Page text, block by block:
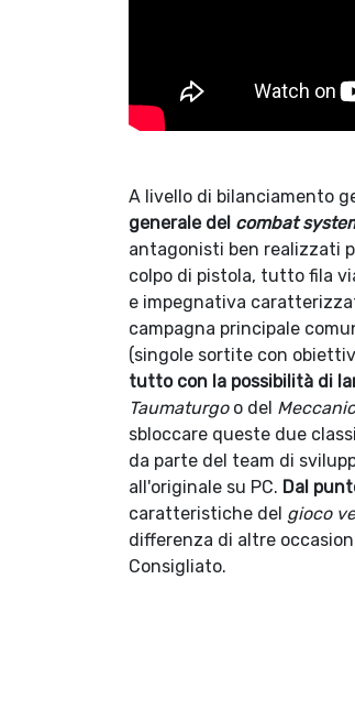
A livello di bilanciamento
generale del combat
antagonisti ben realizzati
colpo di pistola, tutto fila
e impegnativa
campagna principale
(singole sortite con
tutto con la possibilità di
Taumaturgoo del
sbloccare queste due
da parte del team di
all'originale su PC. Dal
caratteristiche del gioco
differenza di altre
Consigliato.